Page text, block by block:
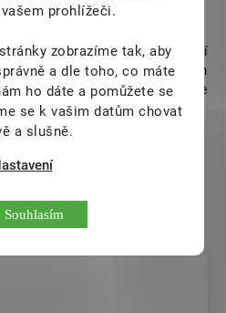
prohlížeči.
zobrazíme tak, aby
a dle toho, co máte
ho dáte a pomůžete se
se k vašim datům chovat
a slušně.
Souhlasím
spolehnout
normy kvality a zdravotní
bezlepková a vyhovuje náročným
Díky certifikátům kvality si můžete
z české výroby.